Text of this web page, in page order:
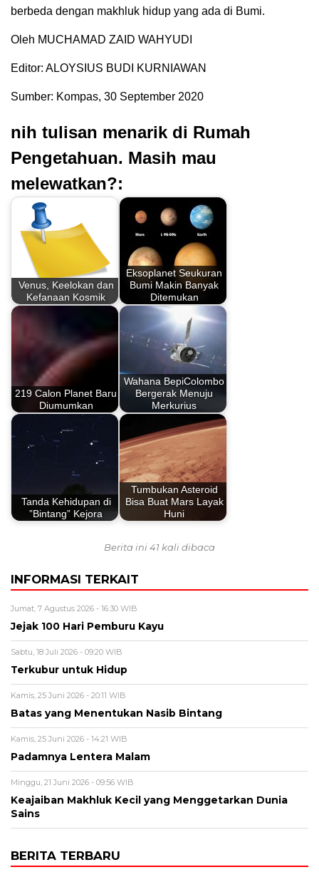
berbeda dengan makhluk hidup yang ada di Bumi.
Oleh MUCHAMAD ZAID WAHYUDI
Editor: ALOYSIUS BUDI KURNIAWAN
Sumber: Kompas, 30 September 2020
nih tulisan menarik di Rumah
Pengetahuan. Masih mau
melewatkan?:
Venus, Keelokan dan
Kefanaan Kosmik
Eksoplanet Seukuran
Bumi Makin Banyak
Ditemukan
219 Calon Planet Baru
Diumumkan
Wahana BepiColombo
Bergerak Menuju
Merkurius
Tanda Kehidupan di
”Bintang” Kejora
Tumbukan Asteroid
Bisa Buat Mars Layak
Huni
Berita ini 41 kali dibaca
INFORMASI TERKAIT
Jumat, 7 Agustus 2026 - 16:30 WIB
Jejak 100 Hari Pemburu Kayu
Sabtu, 18 Juli 2026 - 09:20 WIB
Terkubur untuk Hidup
Kamis, 25 Juni 2026 - 20:11 WIB
Batas yang Menentukan Nasib Bintang
Kamis, 25 Juni 2026 - 14:21 WIB
Padamnya Lentera Malam
Minggu, 21 Juni 2026 - 09:56 WIB
Keajaiban Makhluk Kecil yang Menggetarkan Dunia
Sains
BERITA TERBARU